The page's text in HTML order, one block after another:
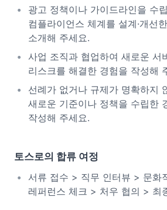
광고 정책이나 가이드라인을 수
컴플라이언스 체계를 설계·개선
소개해 주세요.
사업 조직과 협업하여 새로운 서
리스크를 해결한 경험을 작성해
선례가 없거나 규제가 명확하지
새로운 기준이나 정책을 수립한
작성해 주세요.
토스로의 합류 여정
서류 접수 > 직무 인터뷰 > 문화
레퍼런스 체크 > 처우 협의 > 최